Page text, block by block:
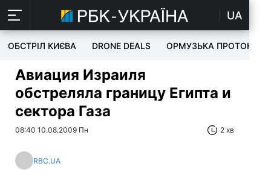
UA
ОБСТРІЛ КИЄВА DRONE DEALS ОРМУЗЬКА ПРОТОКА
Авиация Израиля
обстреляла границу Египта и
сектора Газа
08:40 10.08.2009 Пн 2 хв
RBC.UA